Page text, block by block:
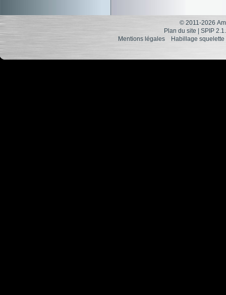
© 2011-2026
Plan du site
SPIP
Mentions légales Habillage